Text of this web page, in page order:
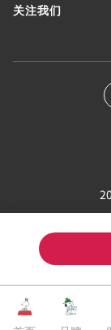
关注我们